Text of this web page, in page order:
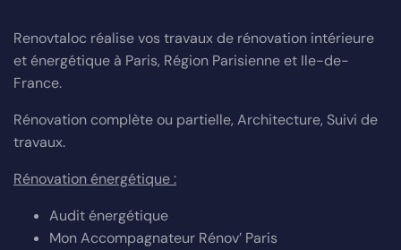
Renovtaloc réalise vos travaux de rénovation intérieure
et énergétique à Paris, Région Parisienne et Ile-de-
France.
Rénovation complète ou partielle, Architecture, Suivi de
travaux.
Rénovation énergétique :
Audit énergétique
Mon Accompagnateur Rénov’ Paris